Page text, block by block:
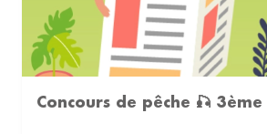
Concours de pêche 🎣